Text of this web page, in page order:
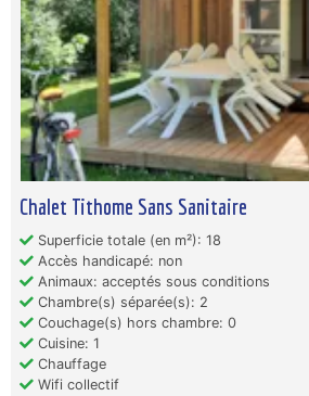
Chalet Tithome Sans Sanitaire
Superficie totale (en m²): 18
Accès handicapé: non
Animaux: acceptés sous conditions
Chambre(s) séparée(s): 2
Couchage(s) hors chambre: 0
Cuisine: 1
Chauffage
Wifi collectif